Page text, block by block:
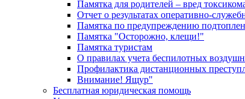
Памятка для родителей – вред
Отчет о результатах оперативно-
Памятка по предупреждению
Памятка "Осторожно, клещи!"
Памятка туристам
О правилах учета беспилотных
Профилактика дистанционных
Внимание! Ящур"
Бесплатная юридическая помощь